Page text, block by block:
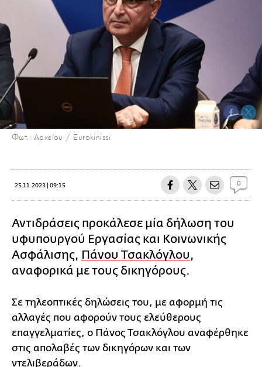
Φωτ.: Αρχείου / Eurokinissi
25.11.2023 | 09:15 0
Αντιδράσεις προκάλεσε μία δήλωση του
υφυπουργού Εργασίας και Κοινωνικής
Ασφάλισης, Πάνου Τσακλόγλου,
αναφορικά με τους δικηγόρους.
Σε τηλεοπτικές δηλώσεις του, με αφορμή τις
αλλαγές που αφορούν τους ελεύθερους
επαγγελματίες, ο Πάνος Τσακλόγλου αναφέρθηκε
στις απολαβές των δικηγόρων και των
ντελιβεράδων.